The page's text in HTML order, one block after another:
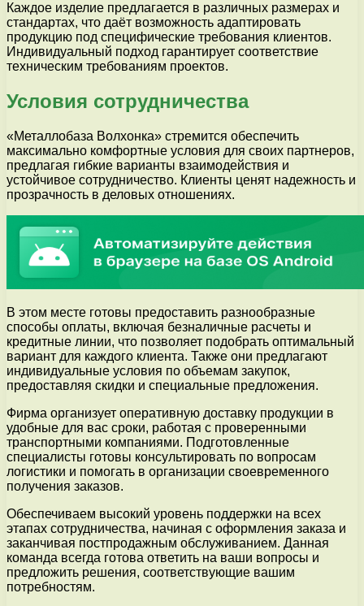
Каждое изделие предлагается в различных размерах и
стандартах, что даёт возможность адаптировать
продукцию под специфические требования клиентов.
Индивидуальный подход гарантирует соответствие
техническим требованиям проектов.
Условия сотрудничества
«Металлобаза Волхонка» стремится обеспечить
максимально комфортные условия для своих партнеров,
предлагая гибкие варианты взаимодействия и
устойчивое сотрудничество. Клиенты ценят надежность и
прозрачность в деловых отношениях.
В этом месте готовы предоставить разнообразные
способы оплаты, включая безналичные расчеты и
кредитные линии, что позволяет подобрать оптимальный
вариант для каждого клиента. Также они предлагают
индивидуальные условия по объемам закупок,
предоставляя скидки и специальные предложения.
Фирма организует оперативную доставку продукции в
удобные для вас сроки, работая с проверенными
транспортными компаниями. Подготовленные
специалисты готовы консультировать по вопросам
логистики и помогать в организации своевременного
получения заказов.
Обеспечиваем высокий уровень поддержки на всех
этапах сотрудничества, начиная с оформления заказа и
заканчивая постпродажным обслуживанием. Данная
команда всегда готова ответить на ваши вопросы и
предложить решения, соответствующие вашим
потребностям.